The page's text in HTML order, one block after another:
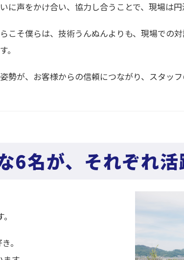
に声をかけ合い、協力し合うことで、現場は円
こそ僕らは、技術うんぬんよりも、現場での
。
勢が、お客様からの信頼につながり、スタッ
6名が、それぞれ活
。